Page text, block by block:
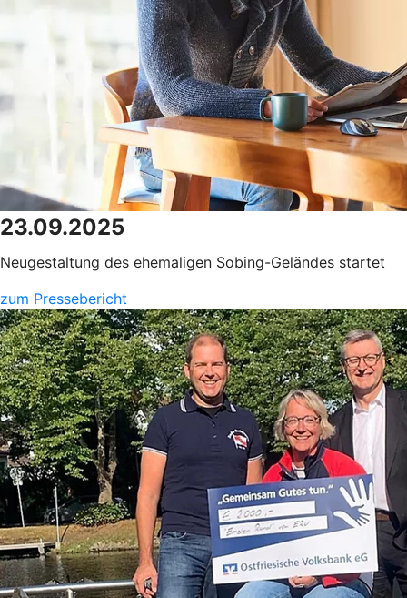
23.09.2025
Neugestaltung des ehemaligen Sobing-Geländes startet
zum Pressebericht